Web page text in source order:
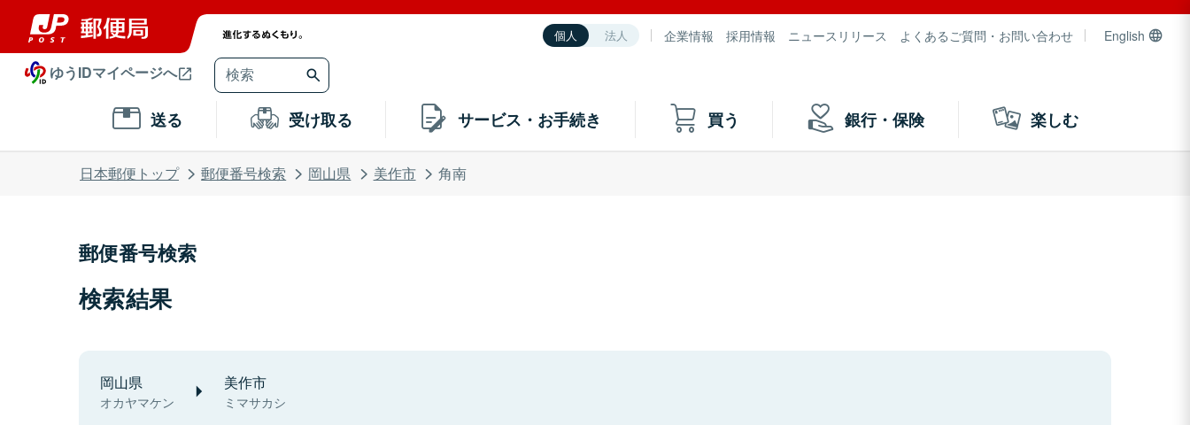
個人 法人 企業情報 採用情報 ニュースリリース よくあるご質問・お問い合わせ English
ゆうIDマイページへ
送る 受け取る サービス・お手続き 買う 銀行・保険 楽しむ
日本郵便トップ 郵便番号検索 岡山県 美作市 角南
郵便番号検索
検索結果
岡山県
オカヤマケン
美作市
ミマサカシ